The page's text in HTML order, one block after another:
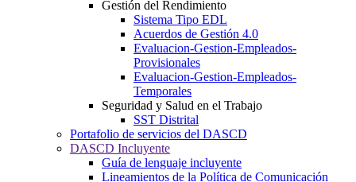
Gestión del Rendimiento
Sistema Tipo EDL
Acuerdos de Gestión 4.0
Evaluacion-Gestion-Empleados-
Provisionales
Evaluacion-Gestion-Empleados-
Temporales
Seguridad y Salud en el Trabajo
SST Distrital
Portafolio de servicios del DASCD
DASCD Incluyente
Guía de lenguaje incluyente
Lineamientos de la Política de Comunicación